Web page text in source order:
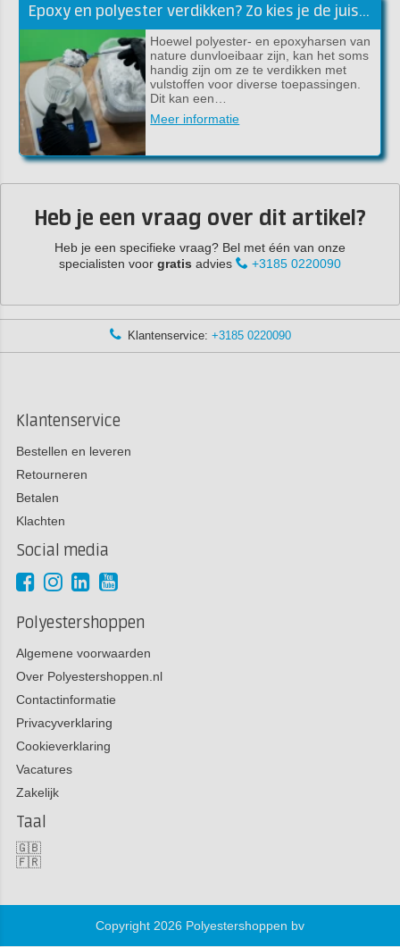
Epoxy en polyester verdikken? Zo kies je de juiste vulstof!
Hoewel polyester- en epoxyharsen van
nature dunvloeibaar zijn, kan het soms
handig zijn om ze te verdikken met
vulstoffen voor diverse toepassingen.
Dit kan een…
Meer informatie
Heb je een vraag over dit artikel?
Heb je een specifieke vraag? Bel met één van onze
specialisten voor gratis advies +3185 0220090
Klantenservice: +3185 0220090
Klantenservice
Bestellen en leveren
Retourneren
Betalen
Klachten
Social media
Polyestershoppen
Algemene voorwaarden
Over Polyestershoppen.nl
Contactinformatie
Privacyverklaring
Cookieverklaring
Vacatures
Zakelijk
Taal
🇬🇧
🇫🇷
Copyright 2026 Polyestershoppen bv